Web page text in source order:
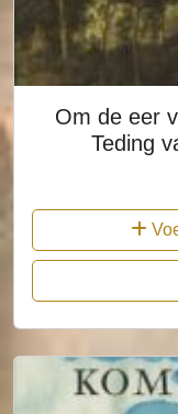
Om de eer
Teding